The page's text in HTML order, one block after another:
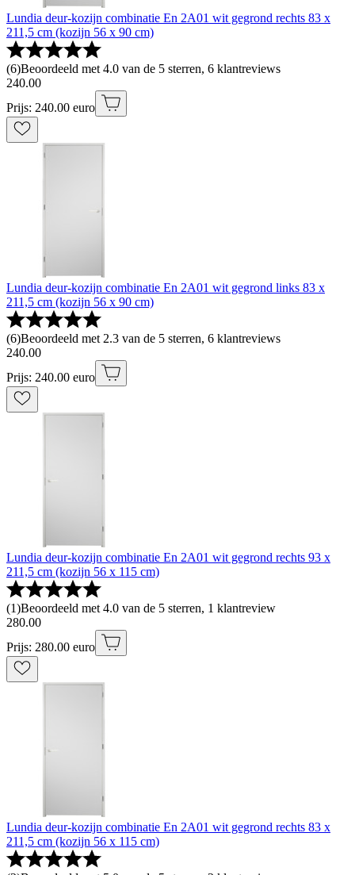
Lundia deur-kozijn combinatie En 2A01 wit gegrond rechts 83 x
211,5 cm (kozijn 56 x 90 cm)
(6)Beoordeeld met 4.0 van de 5 sterren, 6 klantreviews
240.00
Prijs: 240.00 euro
Lundia deur-kozijn combinatie En 2A01 wit gegrond links 83 x
211,5 cm (kozijn 56 x 90 cm)
(6)Beoordeeld met 2.3 van de 5 sterren, 6 klantreviews
240.00
Prijs: 240.00 euro
Lundia deur-kozijn combinatie En 2A01 wit gegrond rechts 93 x
211,5 cm (kozijn 56 x 115 cm)
(1)Beoordeeld met 4.0 van de 5 sterren, 1 klantreview
280.00
Prijs: 280.00 euro
Lundia deur-kozijn combinatie En 2A01 wit gegrond rechts 83 x
211,5 cm (kozijn 56 x 115 cm)